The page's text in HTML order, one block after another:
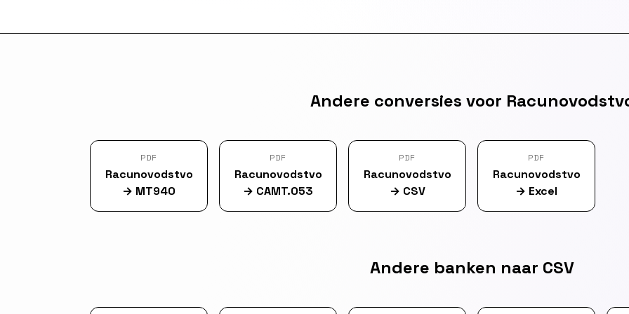
Andere conversies voor
PDF
Racunovodstvo
→ MT940
PDF
Racunovodstvo
→ CAMT.053
PDF
Racunovodstvo
→ CSV
PDF
Racunovodstvo
→ Excel
Andere banken naar CSV